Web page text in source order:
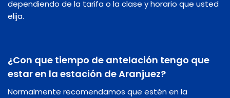
dependiendo de la tarifa o la clase y horario que usted
elija.
¿Con que tiempo de antelación tengo que
estar en la estación de Aranjuez?
Normalmente recomendamos que estén en la